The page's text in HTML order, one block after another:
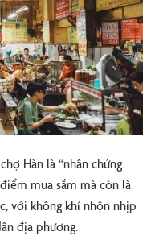
Hàn là “nhân chứng
mua sắm mà còn là
với không khí nhộn nhịp
địa phương.